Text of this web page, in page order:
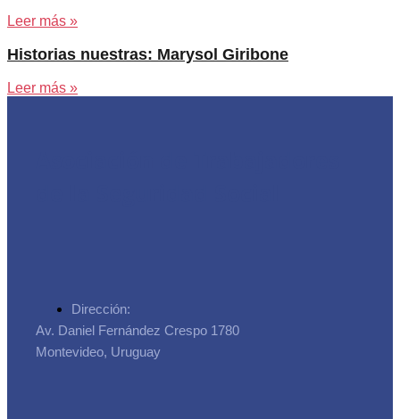
Leer más »
Historias nuestras: Marysol Giribone
Leer más »
Dirección:
Av. Daniel Fernández Crespo 1780
Montevideo, Uruguay